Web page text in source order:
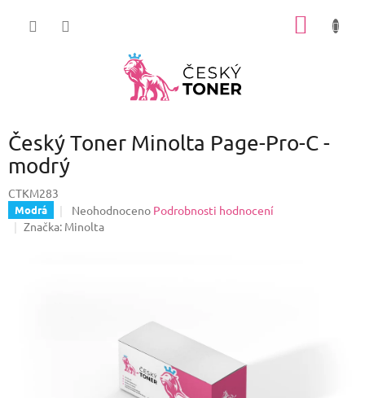
Český Toner Minolta Page-Pro-C -
modrý
CTKM283
Modrá
Průměrné
hodnocení
Neohodnoceno Podrobnosti hodnocení
Značka: Minolta